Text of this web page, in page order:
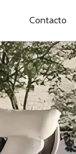
Contacto